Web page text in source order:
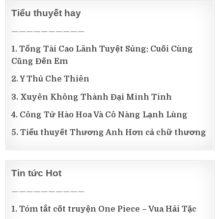
Tiểu thuyết hay
——————————
1. Tổng Tài Cao Lãnh Tuyệt Sủng: Cuối Cùng
Cũng Đến Em
2. Y Thủ Che Thiên
3. Xuyên Không Thành Đại Minh Tinh
4. Công Tử Hào Hoa Và Cô Nàng Lạnh Lùng
5. Tiểu thuyết Thương Anh Hơn cả chữ thương
Tin tức Hot
——————————
1. Tóm tắt cốt truyện One Piece – Vua Hải Tặc